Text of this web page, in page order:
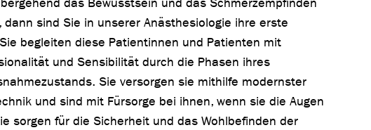
das Bewusstsein und das Schmerzempfinden
dann sind Sie in unserer Anästhesiologie ihre erste
begleiten diese Patientinnen und Patienten mit
und Sensibilität durch die Phasen ihres
Sie versorgen sie mithilfe modernster
und sind mit Fürsorge bei ihnen, wenn sie die Augen
sorgen für die Sicherheit und das Wohlbefinden der